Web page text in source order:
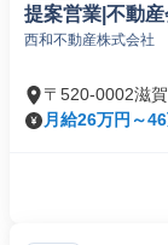
提案営業|不動
西和不動産株式会社
〒520-0002滋
月給26万円～